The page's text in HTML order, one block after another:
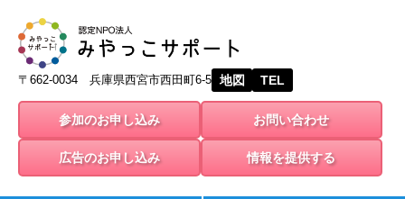
〒662-0034 兵庫県西宮市西田町6-5 地図 TEL
参加のお申し込み お問い合わせ
広告のお申し込み 情報を提供する